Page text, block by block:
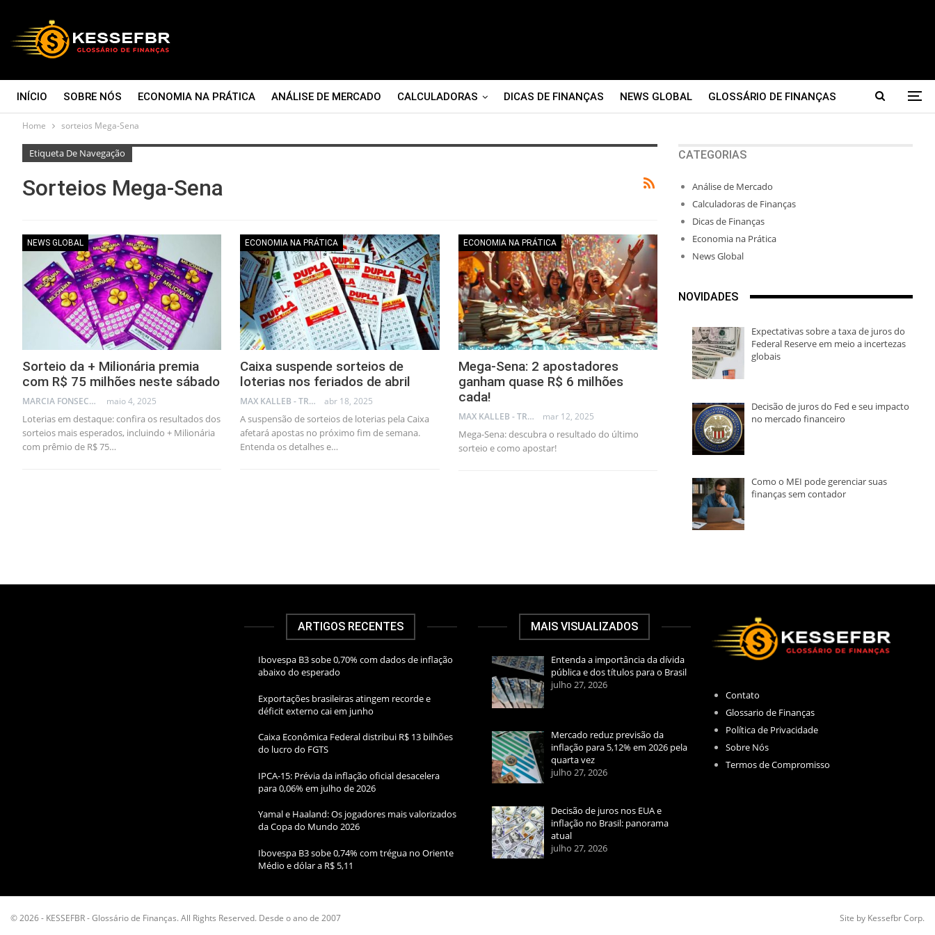
INÍCIO SOBRE NÓS ECONOMIA NA PRÁTICA ANÁLISE DE MERCADO CALCULADORAS DICAS DE FINANÇAS NEWS GLOBAL GLOSSÁRIO DE FINANÇAS
CONTATO
Home sorteios Mega-Sena
Etiqueta De Navegação
Sorteios Mega-Sena
NEWS GLOBAL
Sorteio da + Milionária premia
com R$ 75 milhões neste sábado
MARCIA FONSECA - FINANCIAL CONSULTANT maio 4, 2025
Loterias em destaque: confira os resultados dos
sorteios mais esperados, incluindo + Milionária
com prêmio de R$ 75…
ECONOMIA NA PRÁTICA
Caixa suspende sorteios de
loterias nos feriados de abril
MAX KALLEB - TRADER abr 18, 2025
A suspensão de sorteios de loterias pela Caixa
afetará apostas no próximo fim de semana.
Entenda os detalhes e…
ECONOMIA NA PRÁTICA
Mega-Sena: 2 apostadores
ganham quase R$ 6 milhões
cada!
MAX KALLEB - TRADER mar 12, 2025
Mega-Sena: descubra o resultado do último
sorteio e como apostar!
CATEGORIAS
Análise de Mercado
Calculadoras de Finanças
Dicas de Finanças
Economia na Prática
News Global
NOVIDADES
Expectativas sobre a taxa de juros do
Federal Reserve em meio a incertezas
globais
Decisão de juros do Fed e seu impacto
no mercado financeiro
Como o MEI pode gerenciar suas
finanças sem contador
ARTIGOS RECENTES
Ibovespa B3 sobe 0,70% com dados de inflação
abaixo do esperado
Exportações brasileiras atingem recorde e
déficit externo cai em junho
Caixa Econômica Federal distribui R$ 13 bilhões
do lucro do FGTS
IPCA-15: Prévia da inflação oficial desacelera
para 0,06% em julho de 2026
Yamal e Haaland: Os jogadores mais valorizados
da Copa do Mundo 2026
Ibovespa B3 sobe 0,74% com trégua no Oriente
Médio e dólar a R$ 5,11
MAIS VISUALIZADOS
Entenda a importância da dívida
pública e dos títulos para o Brasil
julho 27, 2026
Mercado reduz previsão da
inflação para 5,12% em 2026 pela
quarta vez
julho 27, 2026
Decisão de juros nos EUA e
inflação no Brasil: panorama
atual
julho 27, 2026
Contato
Glossario de Finanças
Política de Privacidade
Sobre Nós
Termos de Compromisso
© 2026 - KESSEFBR - Glossário de Finanças. All Rights Reserved. Desde o ano de 2007 Site by Kessefbr Corp.